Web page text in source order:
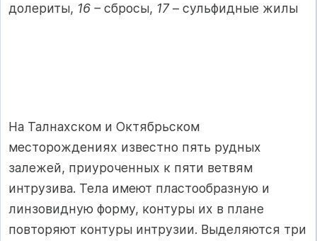
долериты, 16 – сбросы, 17– сульфидные жилы
На Талнахском и Октябрьском
месторождениях известно пять рудных
залежей, приуроченных к пяти ветвям
интрузива. Тела имеют пластообразную и
линзовидную форму, контуры их в плане
повторяют контуры интрузии. Выделяются три